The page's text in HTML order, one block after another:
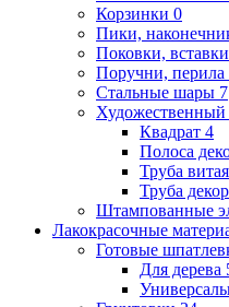
Корзинки 0
Пики,
Поковки,
Поручни, перила
Стальные шары 7
Художественный
Квадрат 4
Полоса
Труба витая
Труба
Штампованные
Лакокрасочные
Готовые
Для дерева